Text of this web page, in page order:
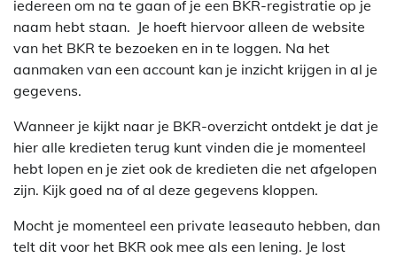
iedereen om na te gaan of je een BKR-registratie op je
naam hebt staan. Je hoeft hiervoor alleen de website
van het BKR te bezoeken en in te loggen. Na het
aanmaken van een account kan je inzicht krijgen in al je
gegevens.
Wanneer je kijkt naar je BKR-overzicht ontdekt je dat je
hier alle kredieten terug kunt vinden die je momenteel
hebt lopen en je ziet ook de kredieten die net afgelopen
zijn. Kijk goed na of al deze gegevens kloppen.
Mocht je momenteel een private leaseauto hebben, dan
telt dit voor het BKR ook mee als een lening. Je lost